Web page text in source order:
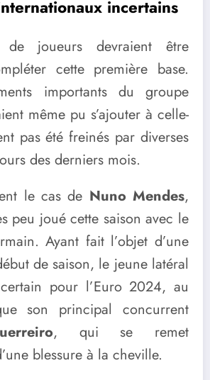
incertains
de joueurs devraient être
cette première base.
importants du groupe
même pu s’ajouter à celle-
pas été freinés par diverses
des derniers mois.
le cas de Nuno Mendes,
peu joué cette saison avec le
Ayant fait l’objet d’une
de saison, le jeune latéral
pour l’Euro 2024, au
son principal concurrent
, qui se remet
blessure à la cheville.